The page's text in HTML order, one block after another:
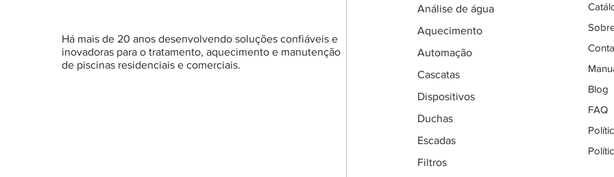
Há mais de 20 anos desenvolvendo soluções confiáveis e
inovadoras para o tratamento, aquecimento e manutenção
de piscinas residenciais e comerciais.
Análise de água
Aquecimento
Automação
Cascatas
Dispositivos
Duchas
Escadas
Filtros
Blog
FAQ